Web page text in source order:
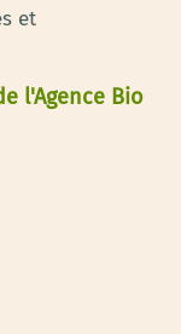
et
l'Agence Bio